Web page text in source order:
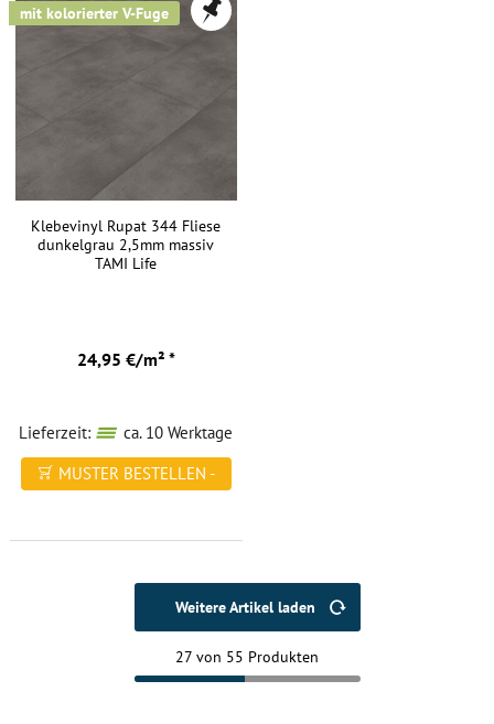
mit kolorierter V-Fuge
Klebevinyl Rupat 344 Fliese
dunkelgrau 2,5mm massiv
TAMI Life
24,95 €/m² *
Lieferzeit:
ca. 10 Werktage
MUSTER BESTELLEN -
Weitere Artikel laden
27 von 55 Produkten